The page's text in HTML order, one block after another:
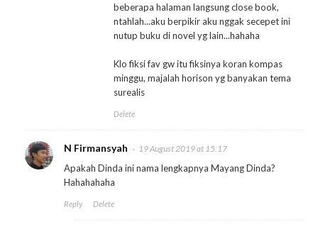
beberapa halaman langsung close book,
ntahlah...aku berpikir aku nggak secepet ini
nutup buku di novel yg lain...hahaha
Klo fiksi fav gw itu fiksinya koran kompas
minggu, majalah horison yg banyakan tema
surealis
Delete
N Firmansyah 19 August 2019 at 15:17
Apakah Dinda ini nama lengkapnya Mayang Dinda?
Hahahahaha
Reply Delete